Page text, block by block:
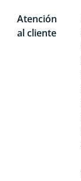
Atención
al cliente